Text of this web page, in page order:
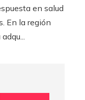
en salud
En la región